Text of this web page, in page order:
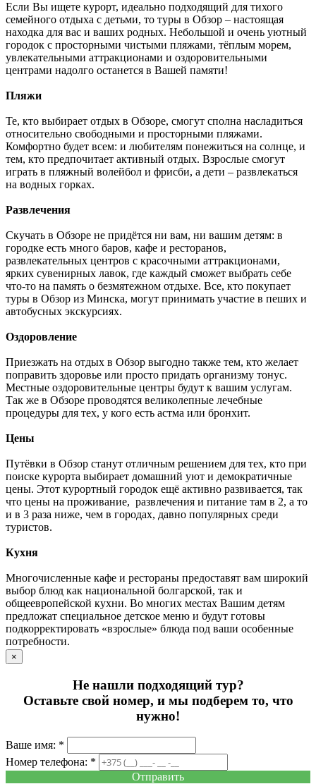
Если Вы ищете курорт, идеально подходящий для тихого
семейного отдыха с детьми, то туры в Обзор – настоящая
находка для вас и ваших родных. Небольшой и очень уютный
городок с просторными чистыми пляжами, тёплым морем,
увлекательными аттракционами и оздоровительными
центрами надолго останется в Вашей памяти!
Пляжи
Те, кто выбирает отдых в Обзоре, смогут сполна насладиться
относительно свободными и просторными пляжами.
Комфортно будет всем: и любителям понежиться на солнце, и
тем, кто предпочитает активный отдых. Взрослые смогут
играть в пляжный волейбол и фрисби, а дети – развлекаться
на водных горках.
Развлечения
Скучать в Обзоре не придётся ни вам, ни вашим детям: в
городке есть много баров, кафе и ресторанов,
развлекательных центров с красочными аттракционами,
ярких сувенирных лавок, где каждый сможет выбрать себе
что-то на память о безмятежном отдыхе. Все, кто покупает
туры в Обзор из Минска, могут принимать участие в пеших и
автобусных экскурсиях.
Оздоровление
Приезжать на отдых в Обзор выгодно также тем, кто желает
поправить здоровье или просто придать организму тонус.
Местные оздоровительные центры будут к вашим услугам.
Так же в Обзоре проводятся великолепные лечебные
процедуры для тех, у кого есть астма или бронхит.
Цены
Путёвки в Обзор станут отличным решением для тех, кто при
поиске курорта выбирает домашний уют и демократичные
цены. Этот курортный городок ещё активно развивается, так
что цены на проживание, развлечения и питание там в 2, а то
и в 3 раза ниже, чем в городах, давно популярных среди
туристов.
Кухня
Многочисленные кафе и рестораны предоставят вам широкий
выбор блюд как национальной болгарской, так и
общеевропейской кухни. Во многих местах Вашим детям
предложат специальное детское меню и будут готовы
подкорректировать «взрослые» блюда под ваши особенные
потребности.
×
Не нашли подходящий тур?
Оставьте свой номер, и мы подберем то, что
нужно!
Ваше имя: *
Номер телефона: *
Отправить